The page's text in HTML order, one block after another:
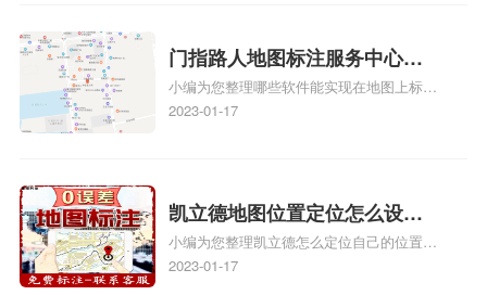
关地图标注知识，详情可查看下方正文！
门指路人地图标注服务中心地
图位置地址标记？门指路人地
图标注服务中心苹果地图位置
小编为您整理哪些软件能实现在地图上标记
门指路人地图标注服务中心位置、门指路人
门指路人地图标注服务中心地址标注上地图
怎么弄相关地图标注知识，详情可查看下方
正文！
2023-01-17
凯立德地图位置定位怎么设置
自己的指路人地图标注服务中
心名？凯立德地图位置定位怎
小编为您整理凯立德怎么定位自己的位置
啊、手机凯立德地图定位怎么设置往上走、
2023-01-17